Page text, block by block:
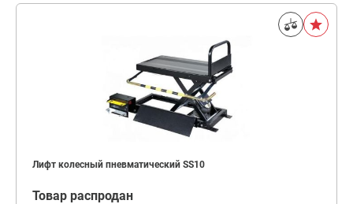
Лифт колесный пневматический SS10
Товар распродан